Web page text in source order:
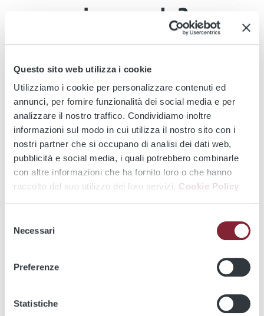
Questo sito web utilizza i cookie
Utilizziamo i cookie per personalizzare contenuti ed
annunci, per fornire funzionalità dei social media e per
analizzare il nostro traffico. Condividiamo inoltre
informazioni sul modo in cui utilizza il nostro sito con i
nostri partner che si occupano di analisi dei dati web,
pubblicità e social media, i quali potrebbero combinarle
con altre informazioni che ha fornito loro o che hanno
raccolto dal suo utilizzo dei loro servizi. Cookie Policy
delNecessari
Preferenze
Statistiche
posso rinnovarlo?
STAMPA
Dal 1° settembre 2020tutte le persone titolari di
abbonamento agevolato a contribuzione(invalidi civili dal
67%, invalidi di servizio, invalidi del lavoro, pensionati sociali)
potranno ricaricare on line la tessera del proprio
abbonamento. Non sarà più necessario, quindi, recarsi in
biglietteria per l'acquisto e il pagamento, ma si potrà
completare l'operazione comodamente da casa propria.
presentare la richiesta di primo rilascio oppure di rinnovo
dell'abbonamento agevolato a contribuzione, compilando il
modulo di autocertificazione e consegnando la
documentazione necessaria.